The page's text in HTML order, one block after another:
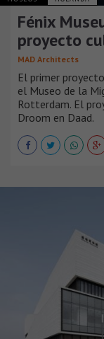
Fénix
proyecto
MAD Architects
El primer
el Museo de la
Rotterdam. El
Droom en Daad.